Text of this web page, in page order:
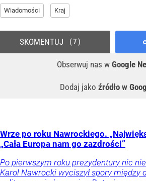
Wiadomości Kraj
Obserwuj nas w Google
Dodaj jako źródło w
SKOMENTUJ 7
Wrze po roku Nawrockiego.
„Cała Europa nam go zazdrości”
Po pierwszym roku prezydentury nic
Karol Nawrocki wyciszył spory między